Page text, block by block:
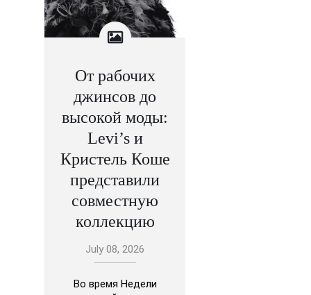
От рабочих
джинсов до
высокой моды:
Levi’s и
Кристель Коше
представили
совместную
коллекцию
July 08, 2026
Во время Недели